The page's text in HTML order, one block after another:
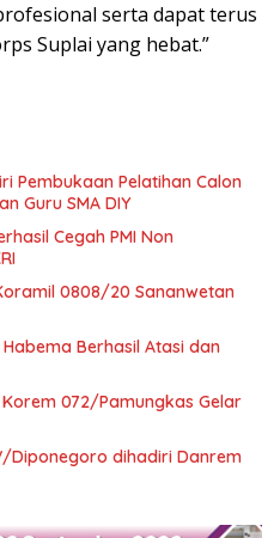
serta dapat terus
Suplai yang hebat.”
Pembukaan Pelatihan Calon
Guru SMA DIY
Cegah PMI Non
0808/20 Sananwetan
Berhasil Atasi dan
072/Pamungkas Gelar
Diponegoro dihadiri Danrem